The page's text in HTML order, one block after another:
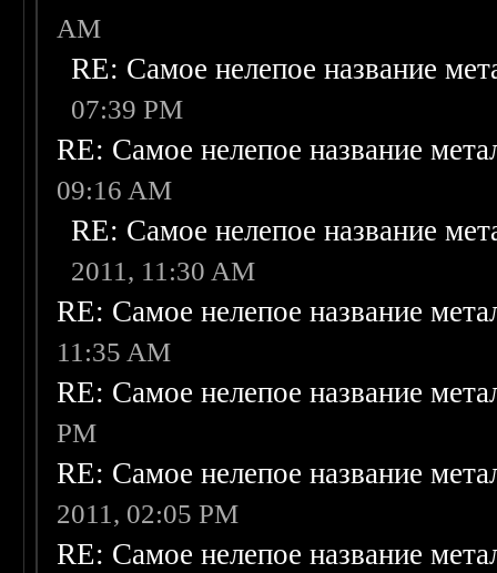
AM
RE: Самое нелепое название
07:39 PM
RE: Самое нелепое название
09:16 AM
RE: Самое нелепое название
2011, 11:30 AM
RE: Самое нелепое название
11:35 AM
RE: Самое нелепое название
PM
RE: Самое нелепое название
2011, 02:05 PM
RE: Самое нелепое название